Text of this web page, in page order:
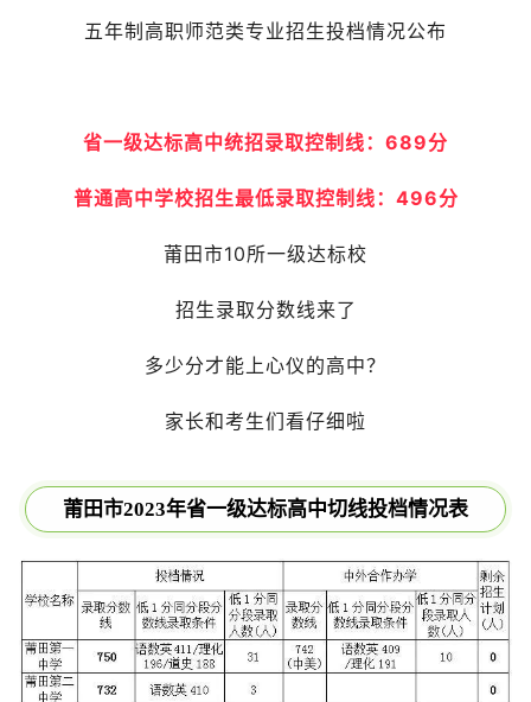
五年制高职师范类专业招生投档情况公布
省一级达标高中统招录取控制线：689分
普通高中学校招生最低录取控制线：496分
莆田市10所一级达标校
招生录取分数线来了
多少分才能上心仪的高中？
家长和考生们看仔细啦
莆田市2023年省一级达标高中切线投档情况表